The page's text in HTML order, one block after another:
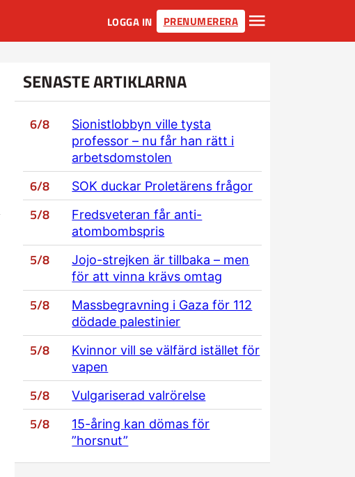
LOGGA IN PRENUMERERA
SENASTE ARTIKLARNA
6/8
Sionistlobbyn ville tysta
professor – nu får han rätt i
arbetsdomstolen
6/8 SOK duckar Proletärens frågor
5/8
Fredsveteran får anti-
atombombspris
5/8
Jojo-strejken är tillbaka – men
för att vinna krävs omtag
5/8
Massbegravning i Gaza för 112
dödade palestinier
5/8
Kvinnor vill se välfärd istället för
vapen
5/8 Vulgariserad valrörelse
5/8
15-åring kan dömas för
”horsnut”